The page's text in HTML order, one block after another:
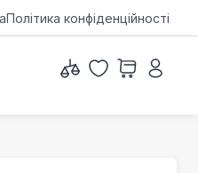
Політика конфіденційності